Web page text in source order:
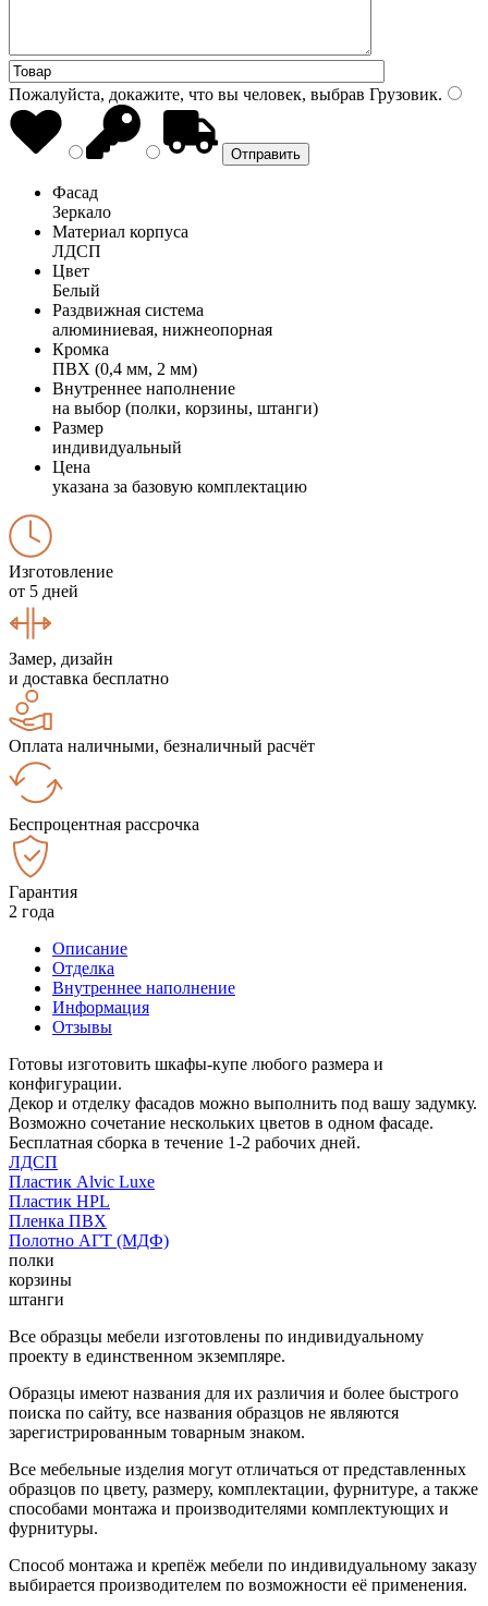
Пожалуйста, докажите, что вы человек, выбрав Грузовик.
Фасад
Зеркало
Материал корпуса
ЛДСП
Цвет
Белый
Раздвижная система
алюминиевая, нижнеопорная
Кромка
ПВХ (0,4 мм, 2 мм)
Внутреннее наполнение
на выбор (полки, корзины, штанги)
Размер
индивидуальный
Цена
указана за базовую комплектацию
Изготовление
от 5 дней
Замер, дизайн
и доставка бесплатно
Оплата наличными, безналичный расчёт
Беспроцентная рассрочка
Гарантия
2 года
Описание
Отделка
Внутреннее наполнение
Информация
Отзывы
Готовы изготовить шкафы-купе любого размера и
конфигурации.
Декор и отделку фасадов можно выполнить под вашу задумку.
Возможно сочетание нескольких цветов в одном фасаде.
Бесплатная сборка в течение 1-2 рабочих дней.
ЛДСП
Пластик Alvic Luxe
Пластик HPL
Пленка ПВХ
Полотно АГТ (МДФ)
полки
корзины
штанги
Все образцы мебели изготовлены по индивидуальному
проекту в единственном экземпляре.
Образцы имеют названия для их различия и более быстрого
поиска по сайту, все названия образцов не являются
зарегистрированным товарным знаком.
Все мебельные изделия могут отличаться от представленных
образцов по цвету, размеру, комплектации, фурнитуре, а также
способами монтажа и производителями комплектующих и
фурнитуры.
Способ монтажа и крепёж мебели по индивидуальному заказу
выбирается производителем по возможности её применения.